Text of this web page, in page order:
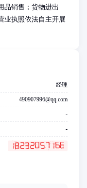
品销售；货物进出
业执照依法自主开展
经理
490907996@qq.com
-
-